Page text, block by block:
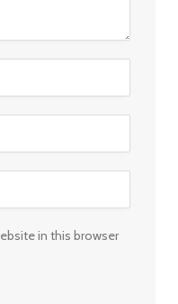
in this browser